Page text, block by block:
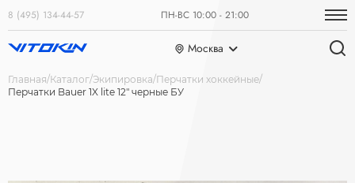
8 (495) 134-44-57 ПН-ВС 10:00 - 21:00
Москва
Главная Каталог Экипировка Перчатки хоккейные
Перчатки Bauer 1X lite 12" черные БУ